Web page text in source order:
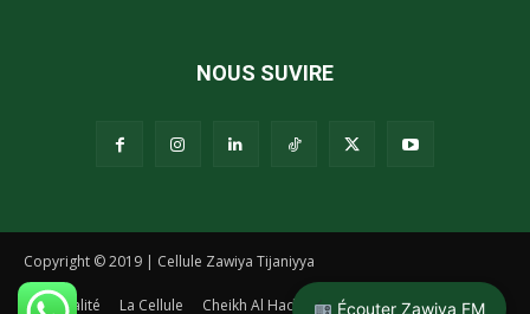
Écouter Zawiya FM
NOUS SUVIRE
Copyright © 2019 | Cellule Zawiya Tijaniyya
Actualité La Cellule Cheikh Al Hadj Malick Sy La Tidianiya